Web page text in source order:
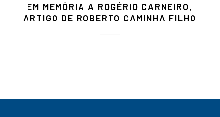
EM MEMÓRIA A ROGÉRIO CARNEIRO,
ARTIGO DE ROBERTO CAMINHA FILHO